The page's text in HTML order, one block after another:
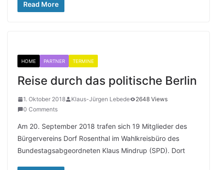
Read More
HOME PARTNER TERMINE
Reise durch das politische Berlin
1. Oktober 2018 Klaus-Jürgen Lebede
2648 Views
0 Comments
Am 20. September 2018 trafen sich 19 Mitglieder des
Bürgervereins Dorf Rosenthal im Wahlkreisbüro des
Bundestagsabgeordneten Klaus Mindrup (SPD). Dort